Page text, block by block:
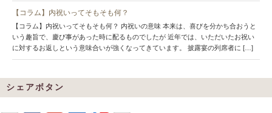
【コラム】内祝いってそもそも何？
【コラム】内祝いってそもそも何？ 内祝いの意味 本来は、喜びを分かち合おうと
いう趣旨で、慶び事があった時に配るものでしたが 近年では、いただいたお祝い
に対するお返しという意味合いが強くなってきています。 披露宴の列席者に […]
シェアボタン